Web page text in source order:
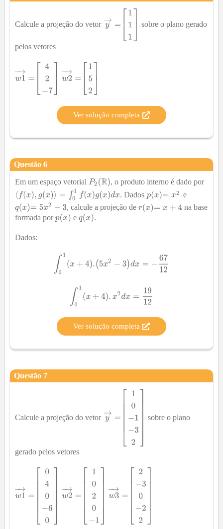
Calcule a projeção do vetor sobre o plano gerado
pelos vetores
Ver solução completa
Questão 6
Em um espaço vetorial
, o produto interno é dado por
. Dados
² e
, calcule a projeção de
na base
formada por
e .
Dados:
Ver solução completa
Questão 7
Calcule a projeção do vetor sobre o plano
gerado pelos vetores